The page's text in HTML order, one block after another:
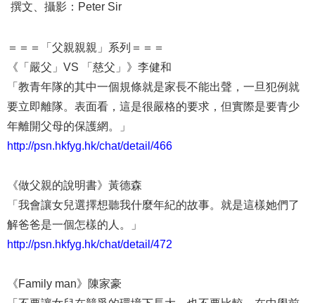
撰文、攝影：Peter Sir
＝＝＝「父親親親」系列＝＝＝
《「嚴父」VS 「慈父」》李健和
「教青年隊的其中一個規條就是家長不能出聲 ，一旦犯例就
要立即離隊。表面看，這是很嚴格的要求，但實際是要青少
年離開父母的保護網。」
http://psn.hkfyg.hk/chat/detail/466
《做父親的說明書》黃德森
「我會讓女兒選擇想聽我什麼年紀的故事。就是這樣她們了
解爸爸是一個怎樣的人。」
http://psn.hkfyg.hk/chat/detail/472
《Family man》陳家豪